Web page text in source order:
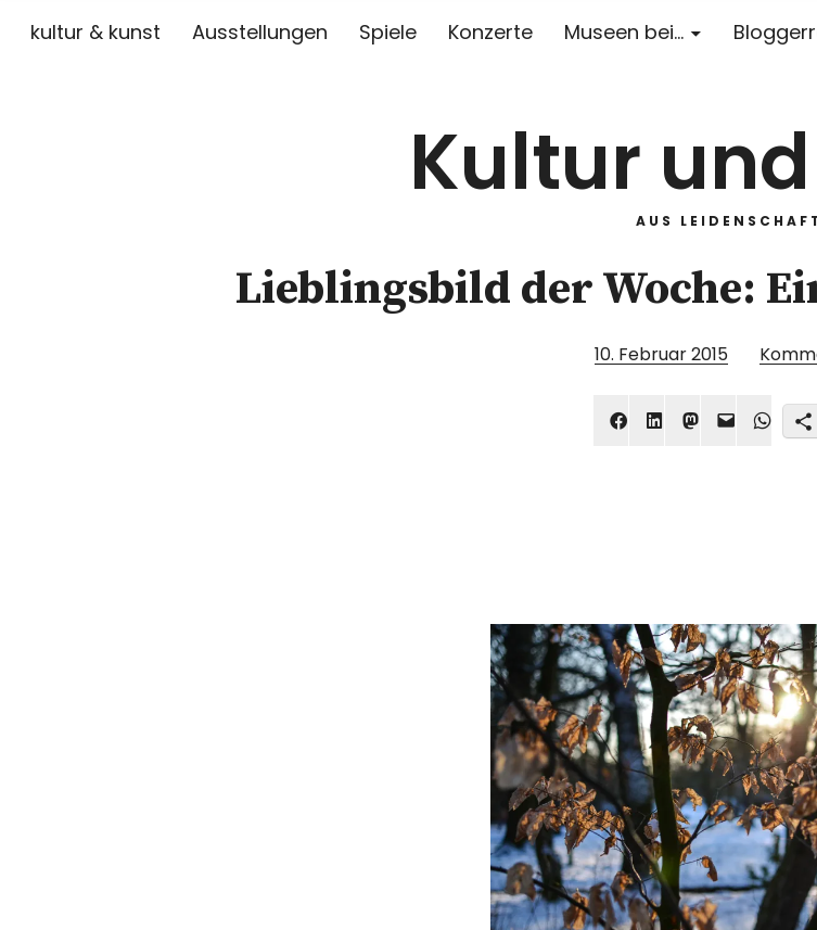
kultur & kunst Ausstellungen Spiele Konzerte Museen bei…
Kultur
AUS
Lieblingsbild der Woche:
10. Februar 2015